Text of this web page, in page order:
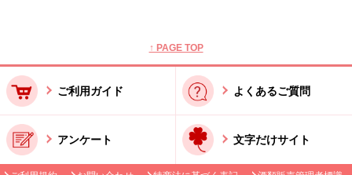
↑ PAGE TOP
ご利用ガイド よくあるご質問
アンケート 文字だけサイト